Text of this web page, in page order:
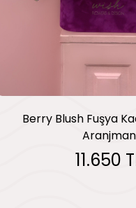
Berry Blush Fuşya
Aranjman
11.650